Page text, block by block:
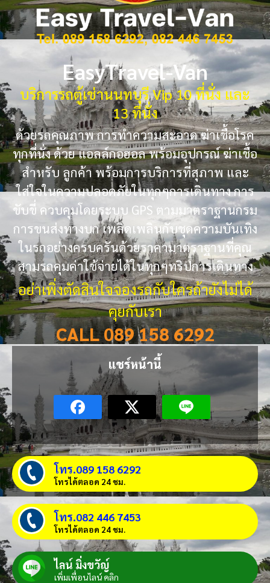
EasyTravel-Van
บริการรถตู้เช่านนทบุรี Vip 10 ที่นั่ง และ
13 ที่นั่ง
ด้วยรถคุณภาพ การทำความสะอาด ฆ่าเชื้อโรค
ทุกที่นั่ง ด้วย แอลล์กอฮอล พร้อมอุปกรณ์ ฆ่าเชื้อ
สำหรับ ลูกค้า พร้อมการบริการที่สุภาพ และ
ใส่ใจในความปลอดภัยในทุกๆการเดินทาง การ
ขับขี่ ควบคุมโดยระบบ GPS ตามมาตราฐานกรม
การขนส่งทางบก เพลิดเพลินกับชุดความบันเทิง
ในรถอย่างครบครันด้วยราคามาตราฐานที่คุณ
สามรถคุมค่าใช้จ่ายได้ในทุกๆทริปการเดินทาง
อย่าเพิ่งตัดสินใจจองรถกับใครถ้ายังไม่ได้
คุยกับเรา
CALL 089 158 6292
แชร์หน้านี้
โทร.089 158 6292
โทรได้ตลอด 24 ชม.
โทร.082 446 7453
โทรได้ตลอด 24 ชม.
ไลน์ มิ่งขวัญ์
เพิ่มเพื่อนไลน์ คลิก